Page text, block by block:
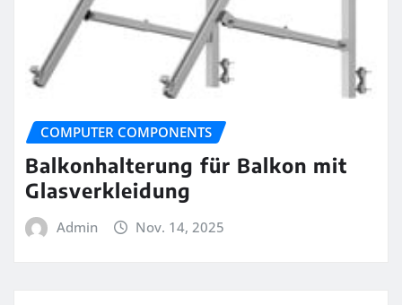
COMPUTER COMPONENTS
Balkonhalterung für Balkon mit
Glasverkleidung
Admin Nov. 14, 2025